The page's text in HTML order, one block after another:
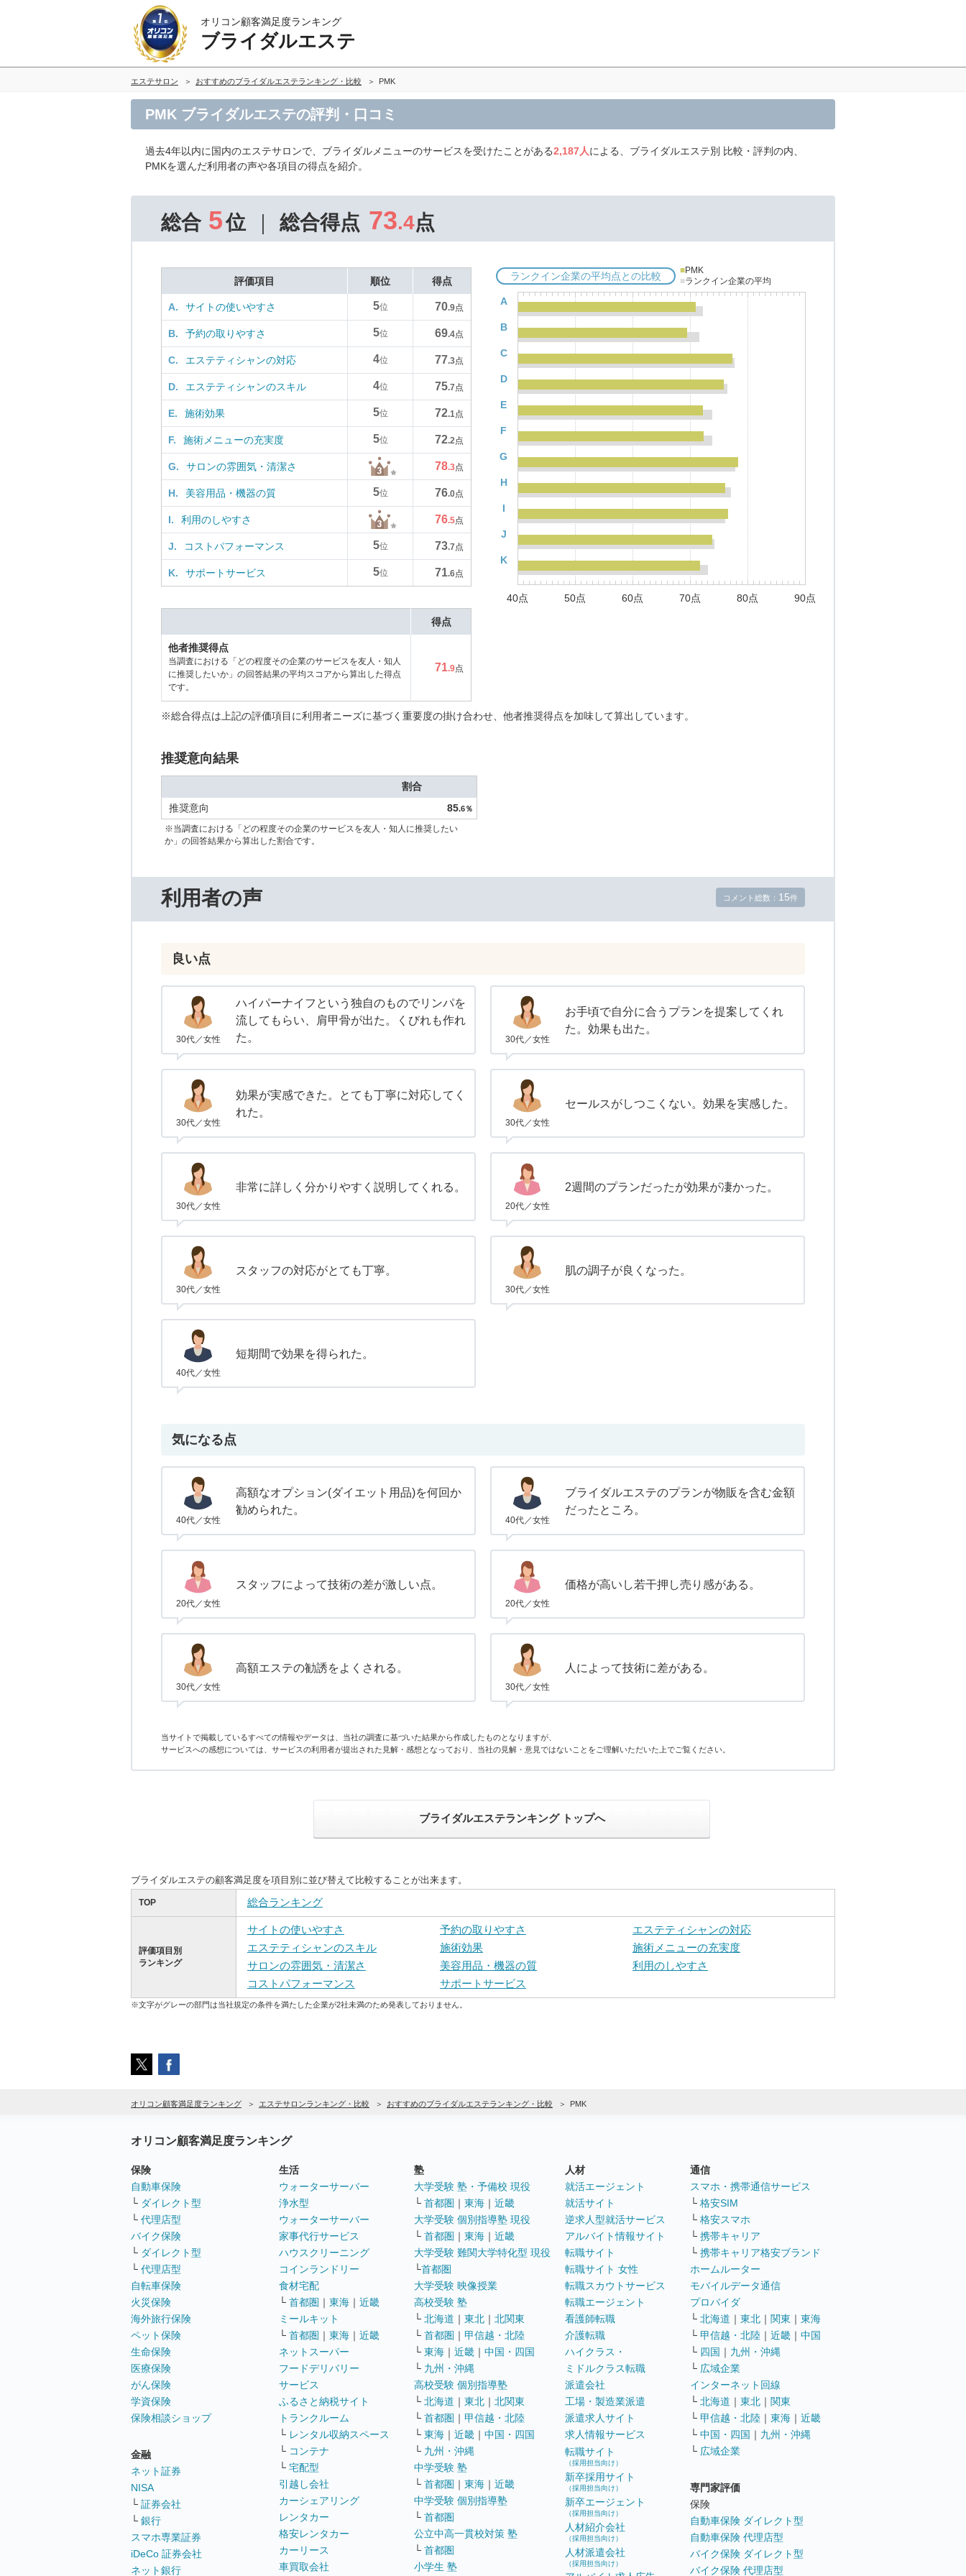
オリコン顧客満足度ランキング
ブライダルエステ
エステサロン おすすめのブライダルエステランキング・比較 PMK
PMK ブライダルエステの評判・口コミ
過去4年以内に国内のエステサロンで、ブライダルメニューのサービスを受けたことがある2,187人による、ブライダルエステ別 比較・評判の内、
PMKを選んだ利用者の声や各項目の得点を紹介。
総合 5位 総合得点 73.4点
評価項目 順位 得点
A. サイトの使いやすさ 5位 70.9点
B. 予約の取りやすさ 5位 69.4点
C. エステティシャンの対応 4位 77.3点
D. エステティシャンのスキル 4位 75.7点
E. 施術効果 5位 72.1点
F. 施術メニューの充実度 5位 72.2点
G. サロンの雰囲気・清潔さ 78.3点
H. 美容用品・機器の質 5位 76.0点
I. 利用のしやすさ 76.5点
J. コストパフォーマンス 5位 73.7点
K. サポートサービス 5位 71.6点
ランクイン企業の平均点との比較 ■PMK
■ランクイン企業の平均
A
B
C
D
E
F
G
H
I
J
K
40点 50点 60点 70点 80点 90点
得点
他者推奨得点
当調査における「どの程度その企業のサービスを友人・知人
に推奨したいか」の回答結果の平均スコアから算出した得点
です。
71.9点
※総合得点は上記の評価項目に利用者ニーズに基づく重要度の掛け合わせ、他者推奨得点を加味して算出しています。
推奨意向結果
割合
推奨意向
85.6％
※当調査における「どの程度その企業のサービスを友人・知人に推奨したい
か」の回答結果から算出した割合です。
利用者の声 コメント総数： 15件
良い点
30代／女性
ハイパーナイフという独自のものでリンパを
流してもらい、肩甲骨が出た。くびれも作れ
た。
30代／女性
お手頃で自分に合うプランを提案してくれ
た。効果も出た。
30代／女性
効果が実感できた。とても丁寧に対応してく
れた。
30代／女性
セールスがしつこくない。効果を実感した。
30代／女性
非常に詳しく分かりやすく説明してくれる。
20代／女性
2週間のプランだったが効果が凄かった。
30代／女性
スタッフの対応がとても丁寧。
30代／女性
肌の調子が良くなった。
40代／女性
短期間で効果を得られた。
気になる点
40代／女性
高額なオプション(ダイエット用品)を何回か
勧められた。
40代／女性
ブライダルエステのプランが物販を含む金額
だったところ。
20代／女性
スタッフによって技術の差が激しい点。
20代／女性
価格が高いし若干押し売り感がある。
30代／女性
高額エステの勧誘をよくされる。
30代／女性
人によって技術に差がある。
当サイトで掲載しているすべての情報やデータは、当社の調査に基づいた結果から作成したものとなりますが、
サービスへの感想については、サービスの利用者が提出された見解・感想となっており、当社の見解・意見ではないことをご理解いただいた上でご覧ください。
ブライダルエステランキング トップへ
ブライダルエステの顧客満足度を項目別に並び替えて比較することが出来ます。
TOP 総合ランキング
評価項目別
ランキング
サイトの使いやすさ 予約の取りやすさ
エステティシャンの対応
エステティシャンのスキル
施術効果
施術メニューの充実度
サロンの雰囲気・清潔さ
美容用品・機器の質
利用のしやすさ
コストパフォーマンス
サポートサービス
※文字がグレーの部門は当社規定の条件を満たした企業が2社未満のため発表しておりません。
オリコン顧客満足度ランキング エステサロンランキング・比較 おすすめのブライダルエステランキング・比較 PMK
オリコン顧客満足度ランキング
保険
自動車保険
└ ダイレクト型
└ 代理店型
バイク保険
└ ダイレクト型
└ 代理店型
自転車保険
火災保険
海外旅行保険
ペット保険
生命保険
医療保険
がん保険
学資保険
保険相談ショップ
金融
ネット証券
NISA
└ 証券会社
└ 銀行
スマホ専業証券
iDeCo 証券会社
ネット銀行
生活
ウォーターサーバー
浄水型
ウォーターサーバー
家事代行サービス
ハウスクリーニング
コインランドリー
食材宅配
└ 首都圏 ｜ 東海 ｜ 近畿
ミールキット
└ 首都圏 ｜ 東海 ｜ 近畿
ネットスーパー
フードデリバリー
サービス
ふるさと納税サイト
トランクルーム
└ レンタル収納スペース
└ コンテナ
└ 宅配型
引越し会社
カーシェアリング
レンタカー
格安レンタカー
カーリース
車買取会社
塾
大学受験 塾・予備校 現役
└ 首都圏 ｜ 東海 ｜ 近畿
大学受験 個別指導塾 現役
└ 首都圏 ｜ 東海 ｜ 近畿
大学受験 難関大学特化型 現役
└首都圏
大学受験 映像授業
高校受験 塾
└ 北海道 ｜ 東北 ｜ 北関東
└ 首都圏 ｜ 甲信越・北陸
└ 東海 ｜ 近畿 ｜ 中国・四国
└ 九州・沖縄
高校受験 個別指導塾
└ 北海道 ｜ 東北 ｜ 北関東
└ 首都圏 ｜ 甲信越・北陸
└ 東海 ｜ 近畿 ｜ 中国・四国
└ 九州・沖縄
中学受験 塾
└ 首都圏 ｜ 東海 ｜ 近畿
中学受験 個別指導塾
└ 首都圏
公立中高一貫校対策 塾
└ 首都圏
小学生 塾
人材
就活エージェント
就活サイト
逆求人型就活サービス
アルバイト情報サイト
転職サイト
転職サイト 女性
転職スカウトサービス
転職エージェント
看護師転職
介護転職
ハイクラス・
ミドルクラス転職
派遣会社
工場・製造業派遣
派遣求人サイト
求人情報サービス
転職サイト
（採用担当向け）
新卒採用サイト
（採用担当向け）
新卒エージェント
（採用担当向け）
人材紹介会社
（採用担当向け）
人材派遣会社
（採用担当向け）
通信
スマホ・携帯通信サービス
└ 格安SIM
└ 格安スマホ
└ 携帯キャリア
└ 携帯キャリア格安ブランド
ホームルーター
モバイルデータ通信
プロバイダ
└ 北海道 ｜ 東北 ｜ 関東 ｜ 東海
└ 甲信越・北陸 ｜ 近畿 ｜ 中国
└ 四国 ｜ 九州・沖縄
└ 広域企業
インターネット回線
└ 北海道 ｜ 東北 ｜ 関東
└ 甲信越・北陸 ｜ 東海 ｜ 近畿
└ 中国・四国 ｜ 九州・沖縄
└ 広域企業
専門家評価
保険
自動車保険 ダイレクト型
自動車保険 代理店型
バイク保険 ダイレクト型
バイク保険 代理店型